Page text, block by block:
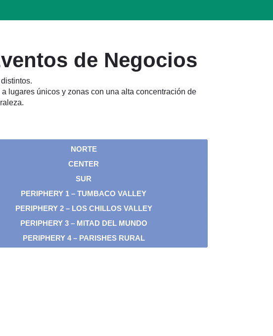
de Negocios
lugares únicos y zonas con una alta concentración de
NORTE
CENTER
SUR
PERIPHERY 1 – TUMBACO VALLEY
PERIPHERY 2 – LOS CHILLOS VALLEY
PERIPHERY 3 – MITAD DEL MUNDO
PERIPHERY 4 – PARISHES RURAL